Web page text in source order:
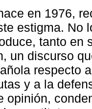
en 1976,
estigma. No
tanto en
un discurso
respecto
y a la
opinión,